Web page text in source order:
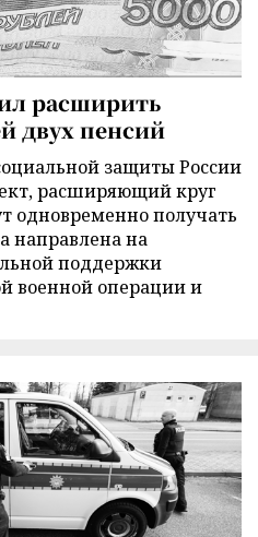
расширить
двух пенсий
защиты России
расширяющий круг
одновременно получать
направлена на
поддержки
военной операции и